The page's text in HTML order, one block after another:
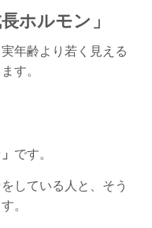
ホルモン」
年齢より若く見える
す。
です。
している人と、そう
。